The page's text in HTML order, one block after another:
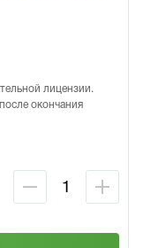
лицензии.
окончания